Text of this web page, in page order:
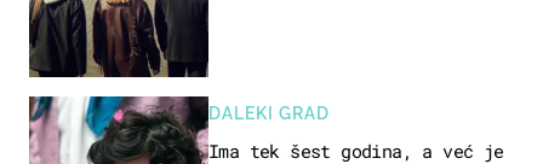
DALEKI GRAD
Ima tek šest godina, a već je